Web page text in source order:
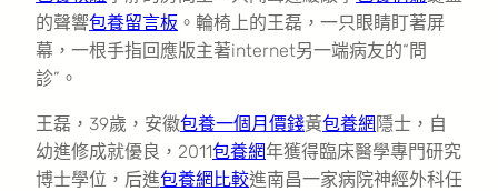
的聲響包養留言板 。輪椅上的王磊，一只眼睛盯著屏
幕，一根手指回應版主著internet另一端病友的“問
診”。
王磊，39歲，安徽包養一個月價錢黃包養網 隱士，自
幼進修成就優良，2011包養網年獲得臨床醫學專門研究
博士學位，后進包養網比較進南昌一家病院神經外科任